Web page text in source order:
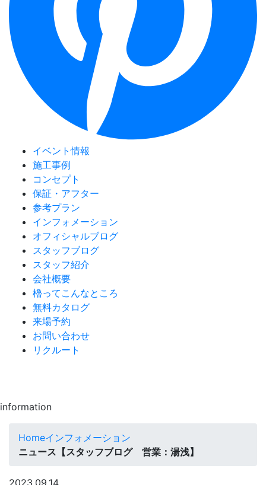
イベント情報
施工事例
コンセプト
保証・アフター
参考プラン
インフォメーション
オフィシャルブログ
スタッフブログ
スタッフ紹介
会社概要
櫓ってこんなところ
無料カタログ
来場予約
お問い合わせ
リクルート
information
Homeインフォメーション
ニュース【スタッフブログ 営業：湯浅】
2023.09.14